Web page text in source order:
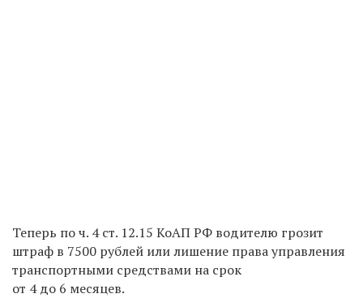
Теперь по ч. 4 ст. 12.15 КоАП РФ водителю грозит
штраф в 7500 рублей или лишение права управления
транспортными средствами на срок
от 4 до 6 месяцев.